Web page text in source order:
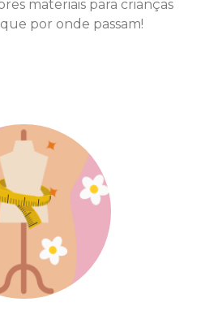
materiais para crianças
por onde passam!